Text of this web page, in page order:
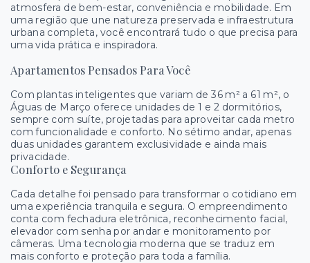
atmosfera de bem-estar, conveniência e mobilidade. Em
uma região que une natureza preservada e infraestrutura
urbana completa, você encontrará tudo o que precisa para
uma vida prática e inspiradora.
Apartamentos Pensados Para Você
Com plantas inteligentes que variam de 36 m² a 61 m², o
Águas de Março oferece unidades de 1 e 2 dormitórios,
sempre com suíte, projetadas para aproveitar cada metro
com funcionalidade e conforto. No sétimo andar, apenas
duas unidades garantem exclusividade e ainda mais
privacidade.
Conforto e Segurança
Cada detalhe foi pensado para transformar o cotidiano em
uma experiência tranquila e segura. O empreendimento
conta com fechadura eletrônica, reconhecimento facial,
elevador com senha por andar e monitoramento por
câmeras. Uma tecnologia moderna que se traduz em
mais conforto e proteção para toda a família.